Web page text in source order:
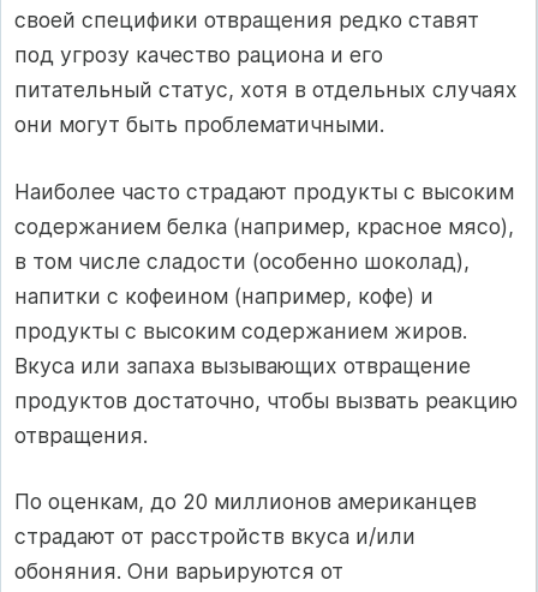
своей специфики отвращения редко ставят
под угрозу качество рациона и его
питательный статус, хотя в отдельных случаях
они могут быть проблематичными.
Наиболее часто страдают продукты с высоким
содержанием белка (например, красное мясо),
в том числе сладости (особенно шоколад),
напитки с кофеином (например, кофе) и
продукты с высоким содержанием жиров.
Вкуса или запаха вызывающих отвращение
продуктов достаточно, чтобы вызвать реакцию
отвращения.
По оценкам, до 20 миллионов американцев
страдают от расстройств вкуса и/или
обоняния. Они варьируются от